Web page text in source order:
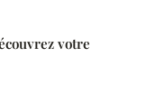
votre